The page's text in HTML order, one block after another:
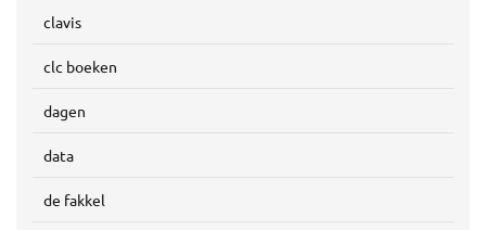
clavis
clc boeken
dagen
data
de fakkel